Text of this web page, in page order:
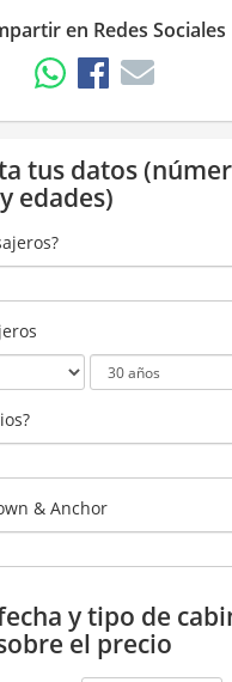
en Redes Sociales
tus datos
edades)
& Anchor
y tipo de
el precio